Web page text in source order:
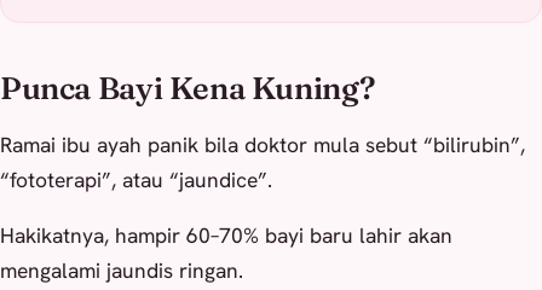
Punca Bayi Kena Kuning?
Ramai ibu ayah panik bila doktor mula sebut “bilirubin”,
“fototerapi”, atau “jaundice”.
Hakikatnya, hampir 60–70% bayi baru lahir akan
mengalami jaundis ringan.